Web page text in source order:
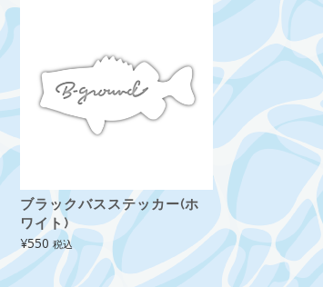
ブラックバスステッカー(ホ
ワイト)
¥550 税込